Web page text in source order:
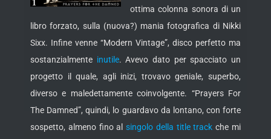
ottima colonna sonora di un
libro forzato, sulla (nuova?) maniafotografica di Nikki
Sixx. Infine venne “Modern Vintage”, disco perfetto ma
sostanzialmente inutile. Avevo dato per spacciato un
progetto il quale, agli inizi, trovavo geniale, superbo,
diverso e maledettamente coinvolgente. “Prayers For
The Damned”, quindi, lo guardavo da lontano, con forte
sospetto, almeno fino alsingolo della title track che mi